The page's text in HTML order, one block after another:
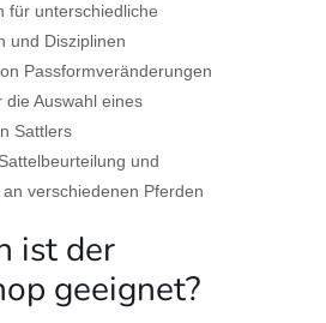
für unterschiedliche
und Disziplinen
Passformveränderungen
die Auswahl eines
Sattlers
und
verschiedenen Pferden
ist der
geeignet?